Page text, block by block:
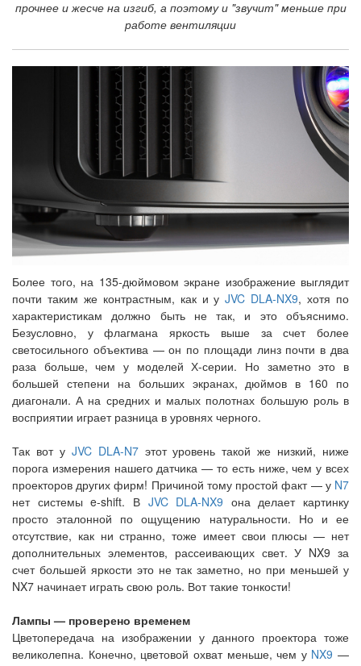
прочнее и жесче на изгиб, а поэтому и "звучит" меньше при
работе вентиляции
Более того, на 135-дюймовом экране изображение выглядит
почти таким же контрастным, как и уJVC DLA-NX9, хотя по
характеристикам должно быть не так, и это объяснимо.
Безусловно, у флагмана яркость выше за счет более
светосильного объектива — он по площади линз почти в два
раза больше, чем у моделей Х-серии. Но заметно это в
большей степени на больших экранах, дюймов в 160 по
диагонали. А на средних и малых полотнах большую роль в
восприятии играет разница в уровнях черного.
Так вот у JVC DLA-N7этот уровень такой же низкий, ниже
порога измерения нашего датчика — то есть ниже, чем у всех
проекторов других фирм! Причиной тому простой факт — у N7
нет системы e-shift. В JVC DLA-NX9 она делает картинку
просто эталонной по ощущению натуральности. Но и ее
отсутствие, как ни странно, тоже имеет свои плюсы — нет
дополнительных элементов, рассеивающих свет. У NX9 за
счет большей яркости это не так заметно, но при меньшей у
NX7 начинает играть свою роль. Вот такие тонкости!
Лампы — проверено временем
Цветопередача на изображении у данного проектора тоже
великолепна. Конечно, цветовой охват меньше, чем у NX9 —